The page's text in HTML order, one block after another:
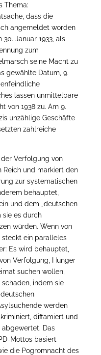
Thema:
dass die
angemeldet worden
Januar 1933, als
zum
seine Macht zu
gewählte Datum, 9.
lassen unmittelbare
von 1938 zu. Am 9.
unzählige Geschäfte
zahlreiche
der Verfolgung von
Reich und markiert den
zur systematischen
behauptet,
und dem „deutschen
sie es durch
würden. Wenn von
steckt ein paralleles
Es wird behauptet,
Verfolgung, Hunger
suchen wollen,
schaden, indem sie
werden
diffamiert und
abgewertet. Das
Mottos basiert
die Pogromnacht des